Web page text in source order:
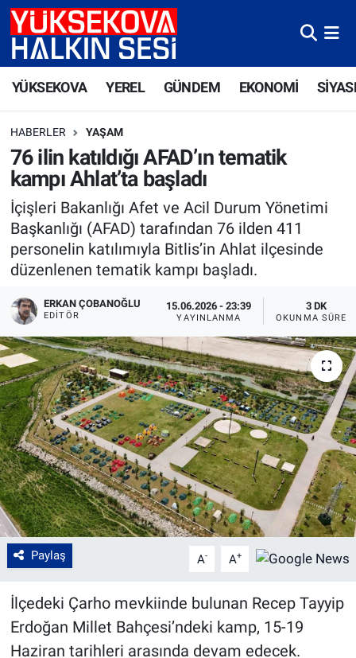
YÜKSEKOVA YEREL GÜNDEM EKONOMİ
HABERLER YAŞAM
76 ilin katıldığı AFAD’ın tematik
kampı Ahlat’ta başladı
İçişleri Bakanlığı Afet ve Acil Durum Yönetimi
Başkanlığı (AFAD) tarafından 76 ilden 411
personelin katılımıyla Bitlis’in Ahlat ilçesinde
düzenlenen tematik kampı başladı.
ERKAN ÇOBANOĞLU
EDITÖR
15.06.2026 - 23:39
YAYINLANMA
3 DK
OKUNMA SÜRESI
Paylaş A- A+
İlçedeki Çarho mevkiinde bulunan Recep Tayyip
Erdoğan Millet Bahçesi’ndeki kamp, 15-19
Haziran tarihleri arasında devam edecek.
Yüksekova Nöbetçi Eczaneler
Yüksekova Trafik Yoğunluk Haritası
Süper Lig Puan Durumu ve Fikstür
Tüm Manşetler
Son Dakika Haberleri
Haber Arşivi